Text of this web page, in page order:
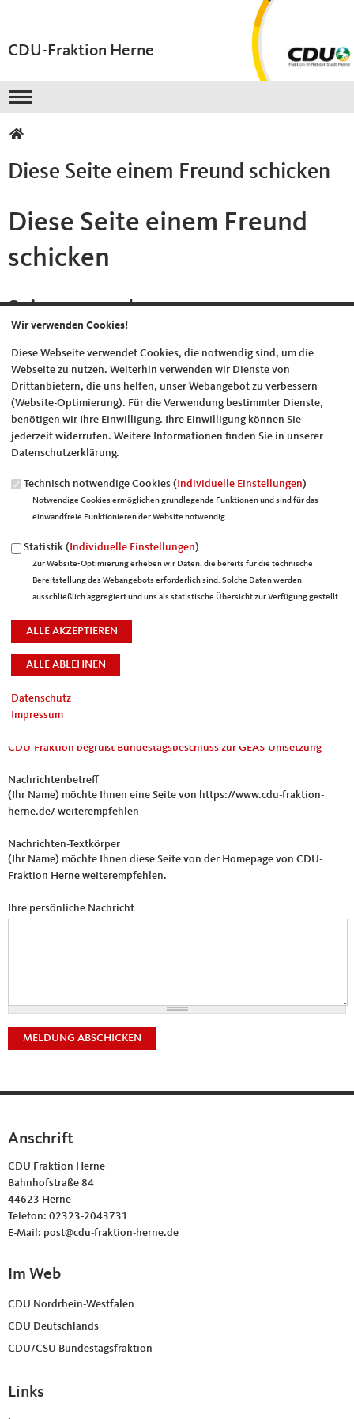
CDU-Fraktion Herne
Toggle navigation
Sie sind hier
Diese Seite einem Freund schicken
Diese Seite einem Freund
schicken
Seite versenden
Vielen Dank, dass Sie die Inhalte unserer Homepage weiterempfehlen.
Anmerkung: Ihre E-Mail-Adresse wird benötigt um die Personen, denen
Sie die Seite weiterempfehlen, zu informieren, von wem die
Empfehlung kommt, und dass es kein Spam ist.
Das mit * gekennzeichnete Feld ist ein Pflichtfeld.
Sie können mehrere Empfänger mit Komma getrennt eingeben.
CDU-Fraktion begrüßt Bundestagsbeschluss zur GEAS-Umsetzung
Nachrichtenbetreff
(Ihr Name) möchte Ihnen eine Seite von https://www.cdu-fraktion-
herne.de/ weiterempfehlen
Nachrichten-Textkörper
(Ihr Name) möchte Ihnen diese Seite von der Homepage von CDU-
Fraktion Herne weiterempfehlen.
Ihre persönliche Nachricht
Fußbereich
Anschrift
CDU Fraktion Herne
Bahnhofstraße 84
44623 Herne
Telefon: 02323-2043731
E-Mail: post@cdu-fraktion-herne.de
Im Web
CDU Nordrhein-Westfalen
CDU Deutschlands
CDU/CSU Bundestagsfraktion
Links
Wir verwenden Cookies!
Diese Webseite verwendet Cookies, die notwendig sind, um die
Webseite zu nutzen. Weiterhin verwenden wir Dienste von
Drittanbietern, die uns helfen, unser Webangebot zu verbessern
(Website-Optimierung). Für die Verwendung bestimmter Dienste,
benötigen wir Ihre Einwilligung. Ihre Einwilligung können Sie
jederzeit widerrufen. Weitere Informationen finden Sie in unserer
Datenschutzerklärung.
Technisch notwendige Cookies ( Individuelle Einstellungen)
Notwendige Cookies ermöglichen grundlegende Funktionen und sind für das
einwandfreie Funktionieren der Website notwendig.
Statistik ( Individuelle Einstellungen)
Zur Website-Optimierung erheben wir Daten, die bereits für die technische
Bereitstellung des Webangebots erforderlich sind. Solche Daten werden
ausschließlich aggregiert und uns als statistische Übersicht zur Verfügung gestellt.
Datenschutz
Impressum